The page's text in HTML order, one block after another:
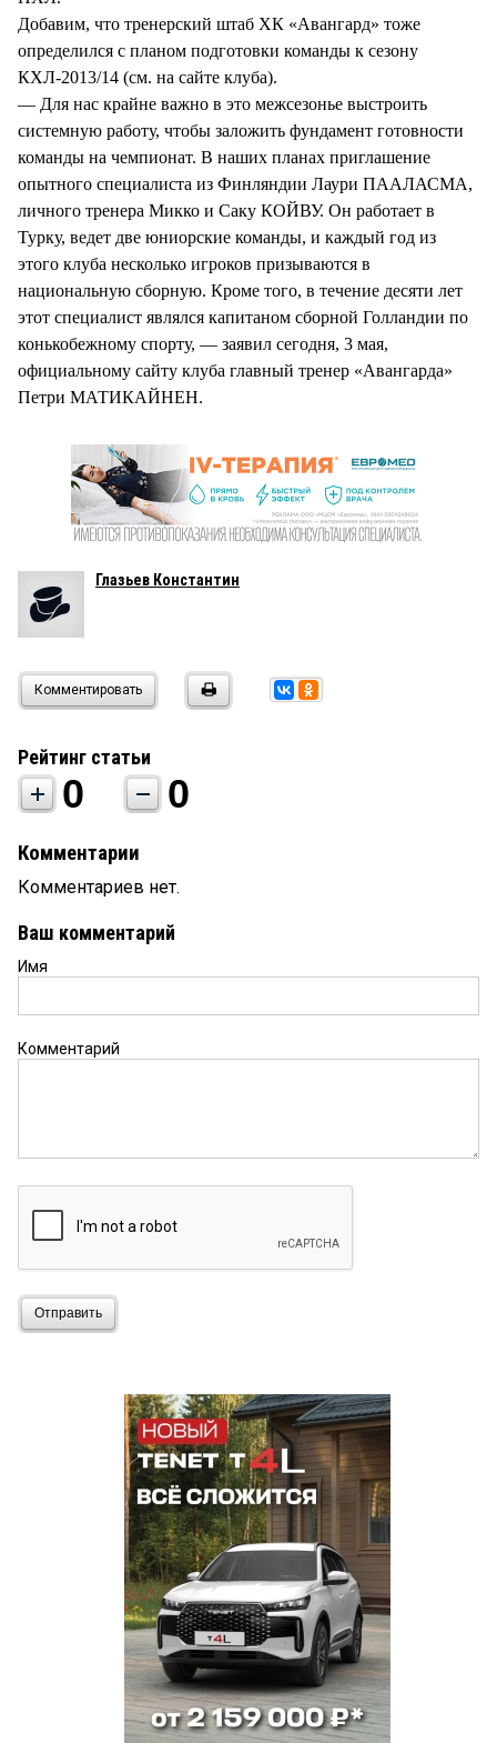
Добавим, что тренерский штаб ХК «Авангард» тоже
определился с планом подготовки команды к сезону
КХЛ-2013/14 (см. на сайте клуба).
— Для нас крайне важно в это межсезонье выстроить
системную работу, чтобы заложить фундамент готовности
команды на чемпионат. В наших планах приглашение
опытного специалиста из Финляндии Лаури ПААЛАСМА,
личного тренера Микко и Саку КОЙВУ. Он работает в
Турку, ведет две юниорские команды, и каждый год из
этого клуба несколько игроков призываются в
национальную сборную. Кроме того, в течение десяти лет
этот специалист являлся капитаном сборной Голландии по
конькобежному спорту, — заявил сегодня, 3 мая,
официальному сайту клуба главный тренер «Авангарда»
Петри МАТИКАЙНЕН.
Глазьев Константин
Комментировать
Рейтинг статьи
0 0
Комментарии
Комментариев нет.
Ваш комментарий
Имя
Комментарий
Отправить